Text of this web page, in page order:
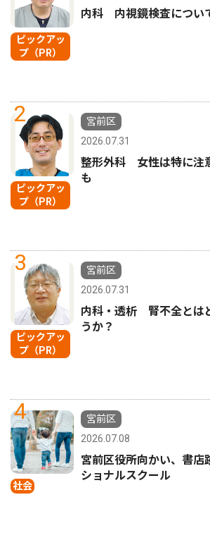
ピックアッ
プ（PR）
内科 内視鏡検査につい
2
ピックアッ
プ（PR）
宮前区
2026.07.31
整形外科 女性は特に注
も
3
ピックアッ
プ（PR）
宮前区
2026.07.31
内科・透析 腎不全とは
うか？
4
社会
宮前区
2026.07.08
宮前区役所向かい、書店
ショナルスクール